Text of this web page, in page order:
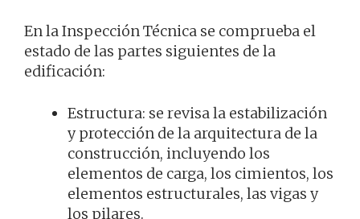
En la Inspección Técnica se comprueba el
estado de las partes siguientes de la
edificación:
Estructura: se revisa la estabilización
y protección de la arquitectura de la
construcción, incluyendo los
elementos de carga, los cimientos, los
elementos estructurales, las vigas y
los pilares.